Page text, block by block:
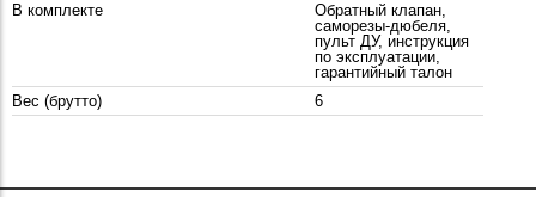
В комплекте
Обратный клапан,
саморезы-дюбеля,
пульт ДУ, инструкция
по эксплуатации,
гарантийный талон
Вес (брутто)
6